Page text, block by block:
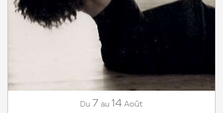
Du 7 au 14 Août